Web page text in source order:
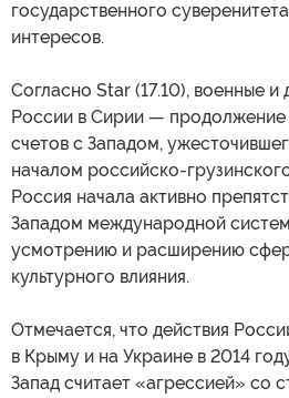
государственного
интересов.
Согласно Star (17.10), военные
России в Сирии — продолжение
счетов с Западом,
началом российско-
Россия начала активно
Западом международной
усмотрению и расширению
культурного влияния.
Отмечается, что действия
в Крыму и на Украине в 2014
Запад считает «агрессией» со